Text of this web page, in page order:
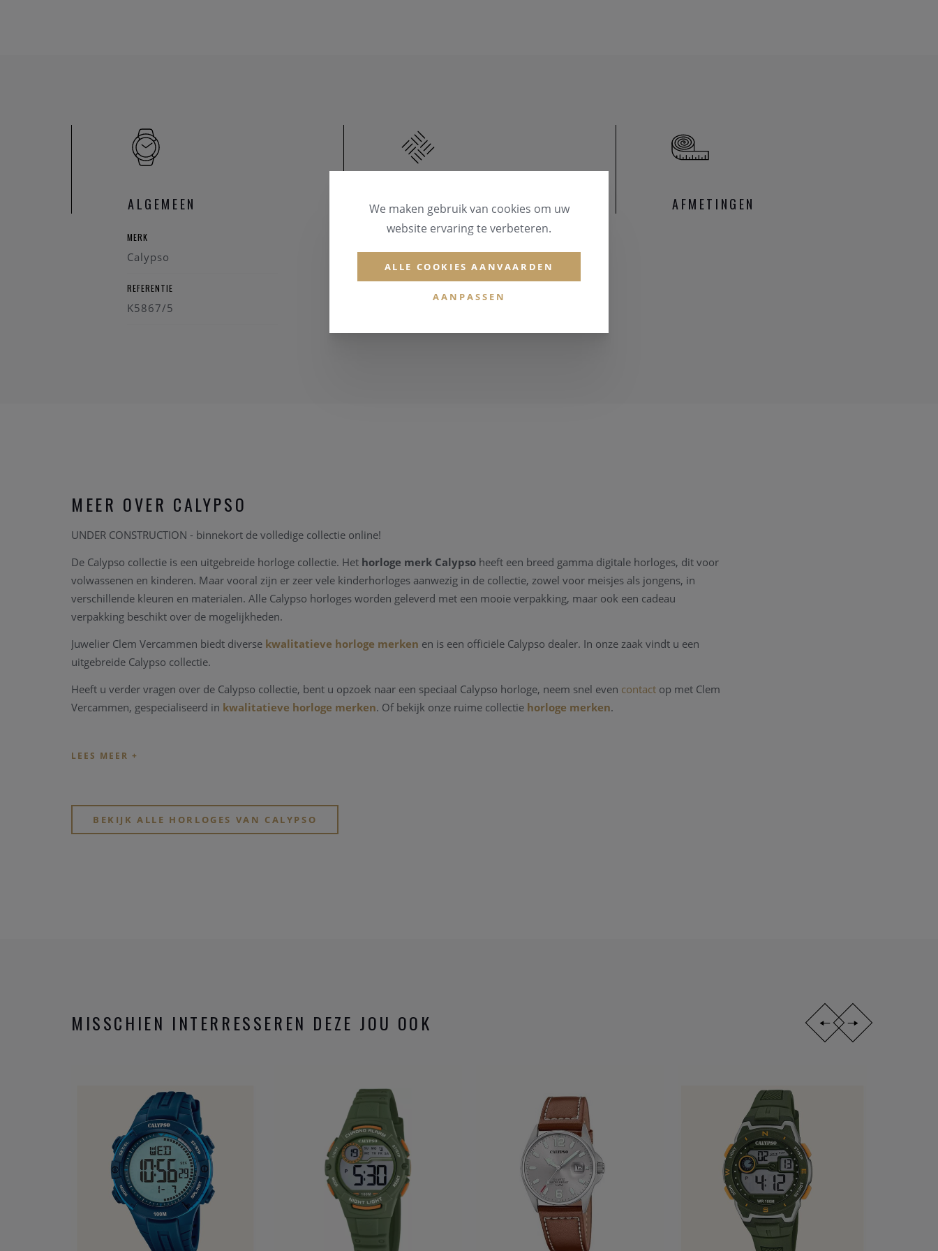
ALGEMEEN
MERK
Calypso
REFERENTIE
K5867/5
MATERIAAL AFMETINGEN
MEER OVER CALYPSO
UNDER CONSTRUCTION - binnekort de volledige collectie online!
De Calypso collectie is een uitgebreide horloge collectie. Het horloge merk Calypso heeft een breed gamma digitale horloges, dit voor
volwassenen en kinderen. Maar vooral zijn er zeer vele kinderhorloges aanwezig in de collectie, zowel voor meisjes als jongens, in
verschillende kleuren en materialen. Alle Calypso horloges worden geleverd met een mooie verpakking, maar ook een cadeau
verpakking beschikt over de mogelijkheden.
Juwelier Clem Vercammen biedt diverse kwalitatieve horloge merken en is een officiële Calypso dealer. In onze zaak vindt u een
uitgebreide Calypso collectie.
Heeft u verder vragen over de Calypso collectie, bent u opzoek naar een speciaal Calypso horloge, neem snel even contact op met Clem
Vercammen, gespecialiseerd in kwalitatieve horloge merken. Of bekijk onze ruime collectie horloge merken.
BEKIJK ALLE HORLOGES VAN CALYPSO
MISSCHIEN INTERRESSEREN DEZE JOU OOK
We maken gebruik van cookies om uw
website ervaring te verbeteren.
ALLE COOKIES AANVAARDEN
AANPASSEN